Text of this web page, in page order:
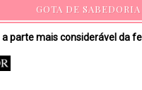
GOTA DE SABEDORIA
a parte mais considerável da